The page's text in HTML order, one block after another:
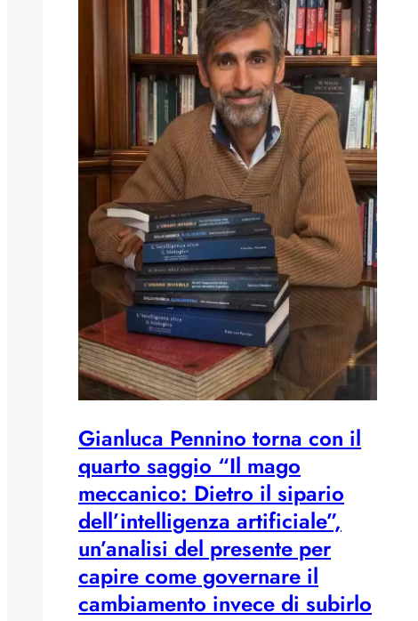
Gianluca Pennino torna con il
quarto saggio “Il mago
meccanico: Dietro il sipario
dell’intelligenza artificiale”,
un’analisi del presente per
capire come governare il
cambiamento invece di subirlo